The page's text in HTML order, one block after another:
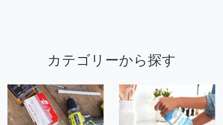
カテゴリーから探す